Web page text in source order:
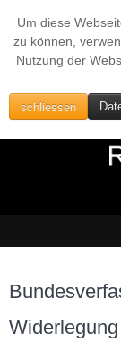
Um diese
zu können,
Nutzung der
schliessen